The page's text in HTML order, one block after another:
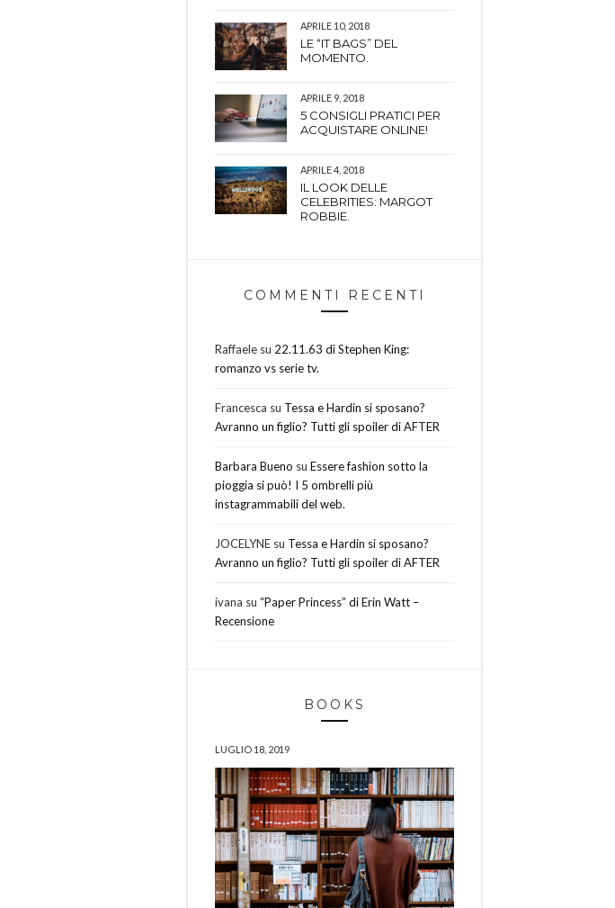
APRILE 10, 2018
LE “IT BAGS” DEL
MOMENTO.
APRILE 9, 2018
5 CONSIGLI PRATICI PER
ACQUISTARE ONLINE!
APRILE 4, 2018
IL LOOK DELLE
CELEBRITIES: MARGOT
ROBBIE.
COMMENTI RECENTI
Raffaele su 22.11.63 di Stephen King:
romanzo vs serie tv.
Francesca su Tessa e Hardin si sposano?
Avranno un figlio? Tutti gli spoiler di AFTER
Barbara Bueno su Essere fashion sotto la
pioggia si può! I 5 ombrelli più
instagrammabili del web.
JOCELYNE su Tessa e Hardin si sposano?
Avranno un figlio? Tutti gli spoiler di AFTER
ivana su “Paper Princess” di Erin Watt –
Recensione
BOOKS
LUGLIO 18, 2019